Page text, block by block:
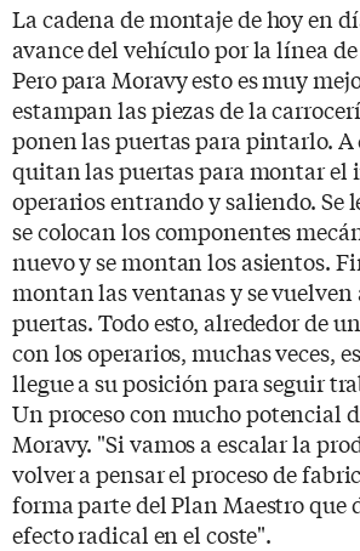
La cadena de montaje de hoy en
avance del vehículo por la línea
Pero para Moravy esto es muy
estampan las piezas de la
ponen las puertas para pintarlo.
quitan las puertas para montar el
operarios entrando y saliendo. Se
se colocan los componentes
nuevo y se montan los asientos.
montan las ventanas y se
puertas. Todo esto, alrededor de
con los operarios, muchas veces,
llegue a su posición para seguir
Un proceso con mucho potencial
Moravy. "Si vamos a escalar la
volver a pensar el proceso de
forma parte del Plan Maestro que
efecto radical en el coste".